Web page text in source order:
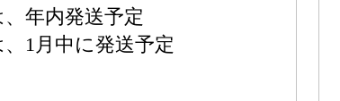
年内発送予定
1月中に発送予定